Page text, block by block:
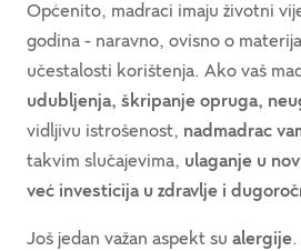
Općenito, madraci imaju životni
godina - naravno, ovisno o
učestalosti korištenja. Ako vaš
udubljenja, škripanje opruga,
vidljivu istrošenost, nadmadrac
takvim slučajevima, ulaganje u
već investicija u zdravlje i
Još jedan važan aspekt su alergije